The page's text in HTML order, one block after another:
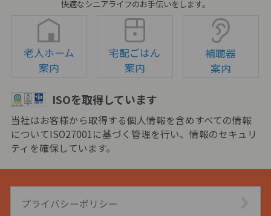
快適なシニアライフのお手伝いをします。
老人ホーム
案内
宅配ごはん
案内
補聴器
案内
ISOを取得しています
当社はお客様から取得する個人情報を含めすべての情報
についてISO27001に基づく管理を行い、情報のセキュリ
ティを確保しています。
プライバシーポリシー